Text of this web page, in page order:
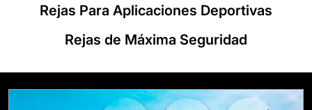
Rejas Para Aplicaciones Deportivas
Rejas de Máxima Seguridad